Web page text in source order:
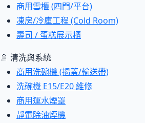
商用雪櫃 (四門/平台)
凍房/冷庫工程 (Cold Room)
壽司 / 蛋糕展示櫃
🚿 清洗與系統
商用洗碗機 (揭蓋/輸送帶)
洗碗機 E15/E20 維修
商用運水煙罩
靜電除油煙機